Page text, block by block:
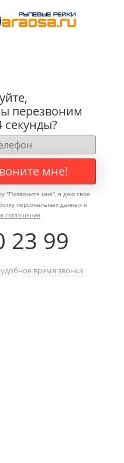
перезвоним
секунды?
мне!
"Позвоните мне", я даю свое
персональных данных и
соглашения
23 99
время звонка